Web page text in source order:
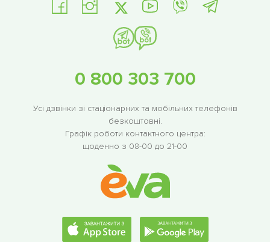
0 800 303 700
Усі дзвінки зі стаціонарних та мобільних телефонів
безкоштовні.
Графік роботи контактного центра:
щоденно з 08-00 до 21-00